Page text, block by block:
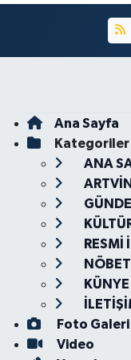
Ana Sayfa
Kategoriler
ANA
ARTVİN
RESMİ
KÜNYE
Foto Galeri
Video